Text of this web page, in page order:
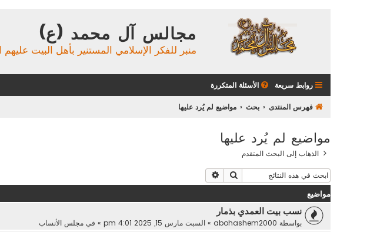
مجالس آل محمد (ع)
منبر للفكر الإسلامي المستنير بأهل البيت عليهم
روابط سريعة الأسئلة المتكررة
فهرس المنتدى بحث مواضيع لم يُرد عليها
مواضيع لم يُرد عليها
الذهاب إلى البحث المتقدم
بحث
مواضيع
نسب بيت العمدي بذمار
بواسطة abohashem2000
» السبت مارس 15, 2025 4:01 pm » في مجلس الأنساب